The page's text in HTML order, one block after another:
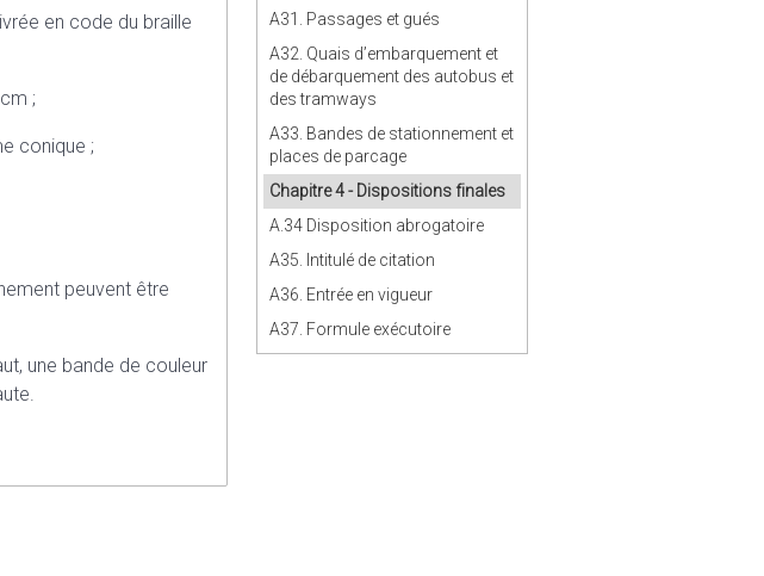
en code du braille
;
conique ;
peuvent être
une bande de couleur
A31. Passages et gués
A32. Quais d’embarquement et
de débarquement des autobus et
des tramways
A33. Bandes de stationnement et
places de parcage
Chapitre 4 - Dispositions finales
A.34 Disposition abrogatoire
A35. Intitulé de citation
A36. Entrée en vigueur
A37. Formule exécutoire